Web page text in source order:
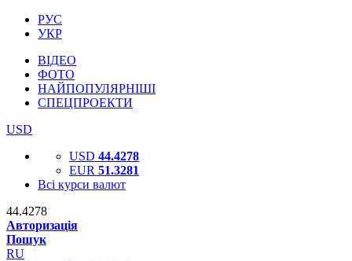
РУС
УКР
ВІДЕО
ФОТО
НАЙПОПУЛЯРНІШІ
СПЕЦПРОЕКТИ
USD
USD 44.4278
EUR 51.3281
Всі курси валют
44.4278
Авторизація
Пошук
RU